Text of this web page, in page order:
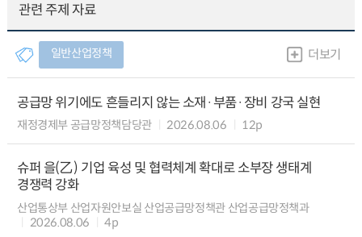
관련 주제 자료
일반산업정책 더보기
공급망 위기에도 흔들리지 않는 소재·부품·장비 강국 실현
재정경제부 공급망정책담당관 2026.08.06 12p
슈퍼 을(乙) 기업 육성 및 협력체계 확대로 소부장 생태계
경쟁력 강화
산업통상부 산업자원안보실 산업공급망정책관 산업공급망정책과
2026.08.06
4p